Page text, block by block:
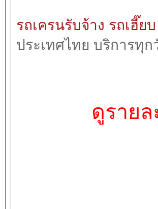
รถเครนรับจ้าง รถเฮี๊ยบ
ประเทศไทย บริการทุ
ดูราย